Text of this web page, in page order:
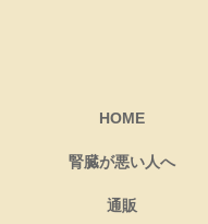
HOME
腎臓が悪い人へ
通販